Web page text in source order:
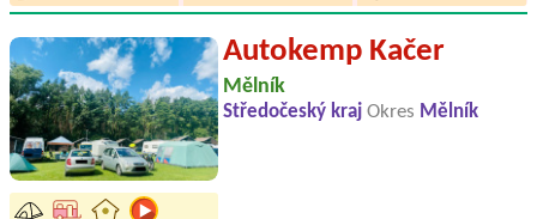
Autokemp Kačer
Mělník
Středočeský kraj Okres Mělník